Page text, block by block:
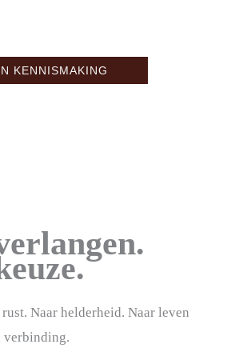
KENNISMAKING
Naar helderheid. Naar leven
verbinding.